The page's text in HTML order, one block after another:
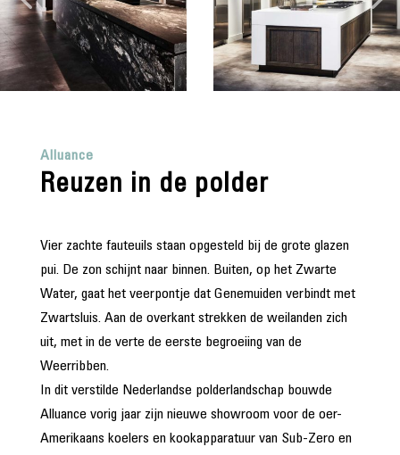
Alluance
Reuzen in de polder
Vier zachte fauteuils staan opgesteld bij de grote glazen
pui. De zon schijnt naar binnen. Buiten, op het Zwarte
Water, gaat het veerpontje dat Genemuiden verbindt met
Zwartsluis. Aan de overkant strekken de weilanden zich
uit, met in de verte de eerste begroeiing van de
Weerribben.
In dit verstilde Nederlandse polderlandschap bouwde
Alluance vorig jaar zijn nieuwe showroom voor de oer-
Amerikaans koelers en kookapparatuur van Sub-Zero en